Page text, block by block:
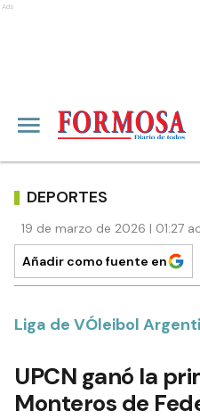
Ads
DEPORTES
19 de marzo de 2026 | 01:27
Añadir como fuente en
Liga de VÓleibol
UPCN ganó la
Monteros de